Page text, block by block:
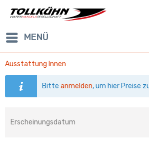
MENÜ
Ausstattung Innen
Bitteanmelden, um hier Preise